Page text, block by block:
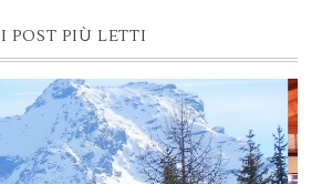
I POST PIÙ LETTI